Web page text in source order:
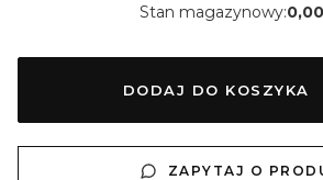
Stan magazynowy:
DODAJ DO KOSZYKA
ZAPYTAJ O